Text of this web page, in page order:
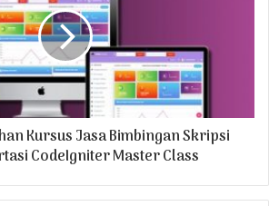
Kursus Jasa Bimbingan Skripsi
CodeIgniter Master Class